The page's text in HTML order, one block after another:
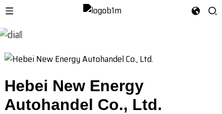
Hebei New Energy
Autohandel Co., Ltd.